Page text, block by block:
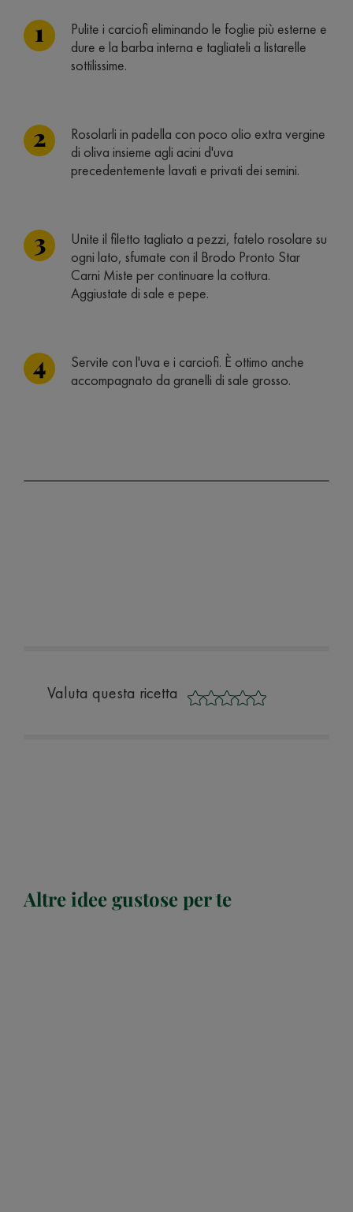
Pulite i carciofi eliminando le foglie più esterne e
dure e la barba interna e tagliateli a listarelle
sottilissime.
Rosolarli in padella con poco olio extra vergine
di oliva insieme agli acini d'uva
precedentemente lavati e privati dei semini.
Unite il filetto tagliato a pezzi, fatelo rosolare su
ogni lato, sfumate con il Brodo Pronto Star
Carni Miste per continuare la cottura.
Aggiustate di sale e pepe.
Servite con l'uva e i carciofi. È ottimo anche
accompagnato da granelli di sale grosso.
Valuta questa ricetta
Altre idee gustose per te